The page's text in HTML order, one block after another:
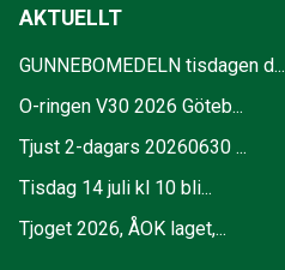
AKTUELLT
GUNNEBOMEDELN tisdagen d...
O-ringen V30 2026 Göteb...
Tjust 2-dagars 20260630 ...
Tisdag 14 juli kl 10 bli...
Tjoget 2026, ÅOK laget,...